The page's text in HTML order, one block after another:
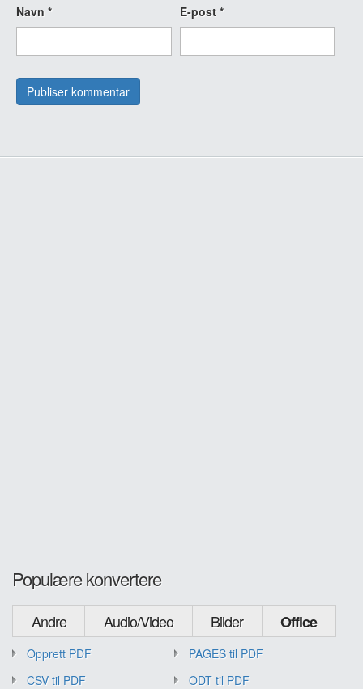
Navn * E-post *
Populære konvertere
Andre Audio/Video Bilder Office
Opprett PDF
PAGES til PDF
CSV til PDF
ODT til PDF